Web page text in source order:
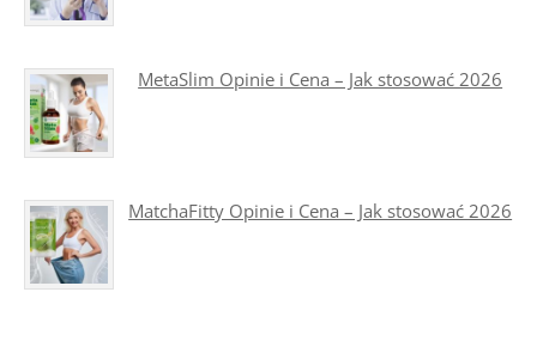
MetaSlim Opinie i Cena – Jak stosować 2026
MatchaFitty Opinie i Cena – Jak stosować 2026